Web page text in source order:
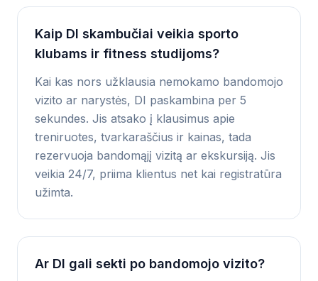
Kaip DI skambučiai veikia sporto
klubams ir fitness studijoms?
Kai kas nors užklausia nemokamo bandomojo
vizito ar narystės, DI paskambina per 5
sekundes. Jis atsako į klausimus apie
treniruotes, tvarkaraščius ir kainas, tada
rezervuoja bandomąjį vizitą ar ekskursiją. Jis
veikia 24/7, priima klientus net kai registratūra
užimta.
Ar DI gali sekti po bandomojo vizito?